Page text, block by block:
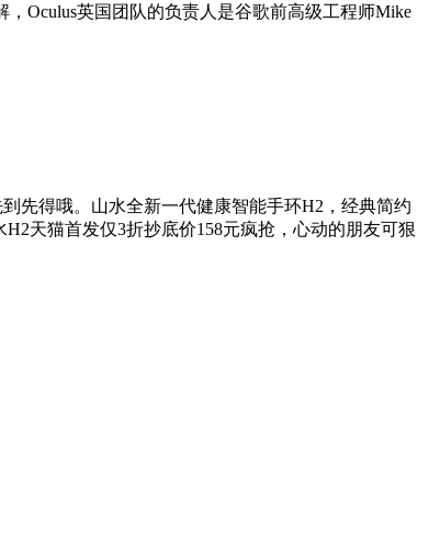
Oculus英国团队的负责人是谷歌前高级工程师Mike
先得哦。山水全新一代健康智能手环H2，经典简约
天猫首发仅3折抄底价158元疯抢，心动的朋友可狠